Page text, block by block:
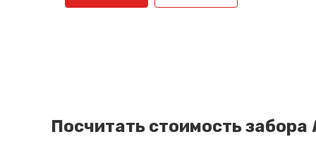
Посчитать стоимость забора